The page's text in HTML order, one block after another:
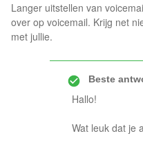
Langer uitstellen van
over op voicemail. Krijg net
met jullie.
Beste
Hallo!
Wat leuk dat je